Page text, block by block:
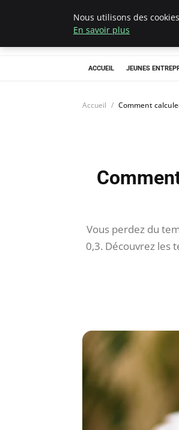
AIESEC
ACCUEIL JEUNES
Accueil Comment
Vous perdez du
0,3. Découvrez les
Nous utilisons des
En savoir plus